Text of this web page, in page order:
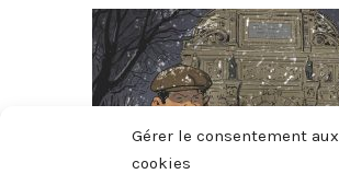
Gérer le consentement aux
cookies